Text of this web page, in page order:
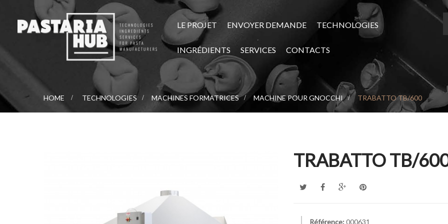
LE PROJET ENVOYER DEMANDE TECHNOLOGIES
INGRÉDIENTS SERVICES CONTACTS
HOME > TECHNOLOGIES > MACHINES FORMATRICES > MACHINE POUR GNOCCHI > TRABATTO TB/600
TRABATTO TB/
Référence: 000631